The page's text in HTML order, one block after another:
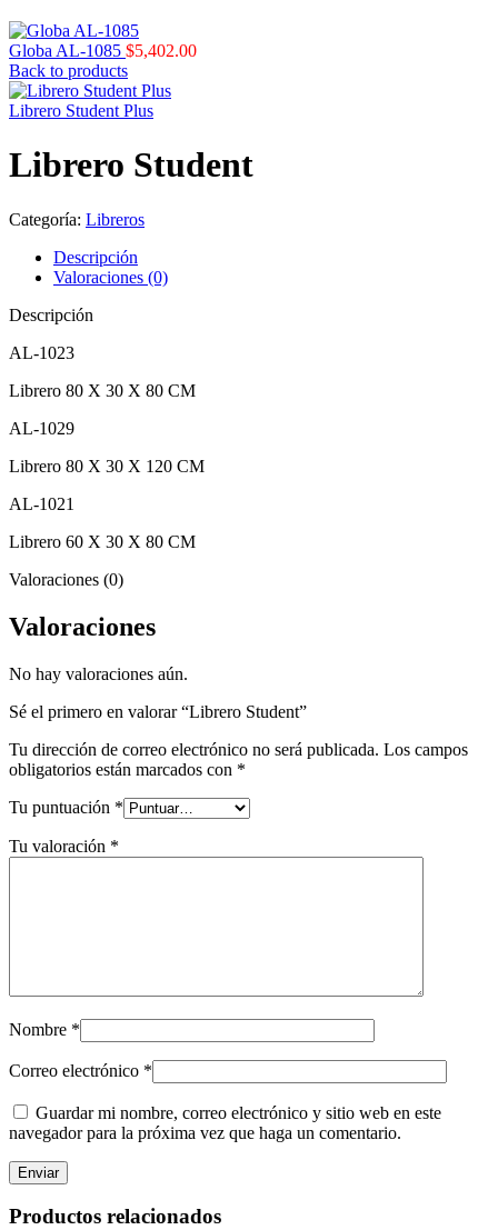
Globa AL-1085 $5,402.00
Back to products
Librero Student Plus
Librero Student
Categoría: Libreros
Descripción
Valoraciones (0)
Descripción
AL-1023
Librero 80 X 30 X 80 CM
AL-1029
Librero 80 X 30 X 120 CM
AL-1021
Librero 60 X 30 X 80 CM
Valoraciones (0)
Valoraciones
No hay valoraciones aún.
Sé el primero en valorar “Librero Student”
Tu dirección de correo electrónico no será publicada. Los campos
obligatorios están marcados con *
Tu puntuación *
Tu valoración *
Nombre *
Correo electrónico *
Guardar mi nombre, correo electrónico y sitio web en este
navegador para la próxima vez que haga un comentario.
Productos relacionados